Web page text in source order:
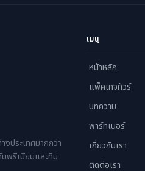
ประเทศมากกว่า
บพรีเมียมและทีม
เมนู
หน้าหลัก
แพ็คเกจทัวร์
บทความ
พาร์ทเนอร์
เกี่ยวกับเรา
ติดต่อเรา